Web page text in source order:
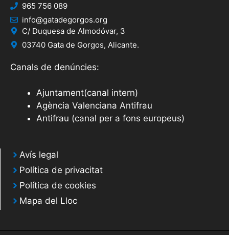
965 756 089
info@gatadegorgos.org
C/ Duquesa de Almodóvar, 3
03740 Gata de Gorgos, Alicante.
Canals de denúncies:
Ajuntament(canal intern)
Agència Valenciana Antifrau
Antifrau (canal per a fons europeus)
Avís legal
Política de privacitat
Política de cookies
Mapa del Lloc